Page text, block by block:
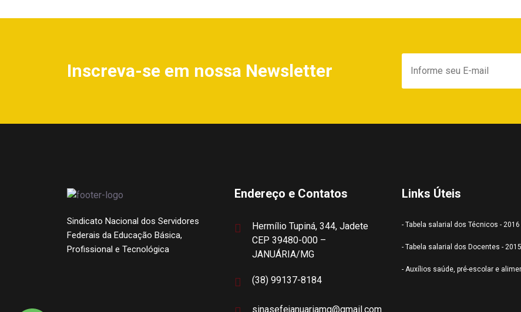
Inscreva-se em nossa Newsletter
Sindicato Nacional dos Servidores
Federais da Educação Básica,
Profissional e Tecnológica
Endereço e Contatos
Hermílio Tupiná, 344, Jadete
CEP 39480-000 –
JANUÁRIA/MG
(38) 99137-8184
sinasefejanuariamg@gmail.com
Links Úteis
- Tabela salarial dos Técnicos -
- Tabela salarial dos Docentes -
- Auxílios saúde, pré-escolar e